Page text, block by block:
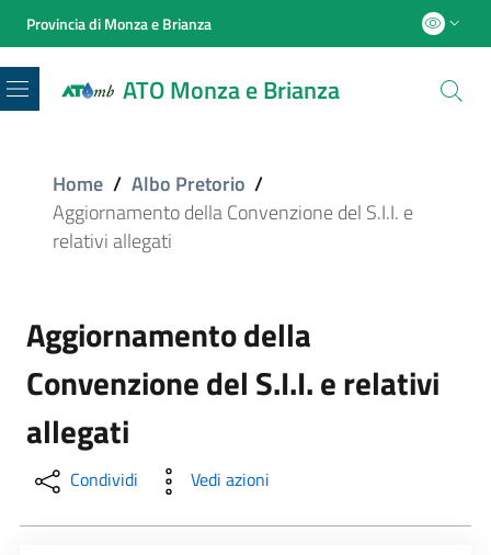
Provincia di Monza e Brianza
ATO Monza e Brianza
Menu
Home / Albo Pretorio /
Aggiornamento della Convenzione del S.I.I. e
relativi allegati
Aggiornamento della
Convenzione del S.I.I. e relativi
allegati
Condividi Vedi azioni